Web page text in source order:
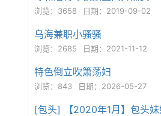
浏览：3658 日期：2019-09-02
乌海兼职小骚骚
浏览：2685 日期：2021-11-12
特色倒立吹箫荡妇
浏览：843 日期：2026-05-27
[包头] 【2020年1月】包头